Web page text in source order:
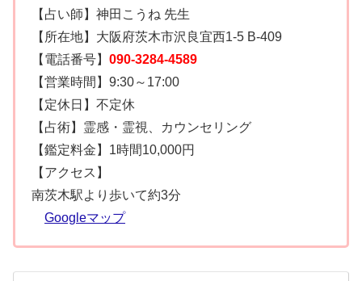
【占い師】神田こうね 先生
【所在地】大阪府茨木市沢良宜西1-5 B-409
【電話番号】 090-3284-4589
【営業時間】9:30～17:00
【定休日】不定休
【占術】霊感・霊視、カウンセリング
【鑑定料金】1時間10,000円
【アクセス】
南茨木駅より歩いて約3分
Googleマップ